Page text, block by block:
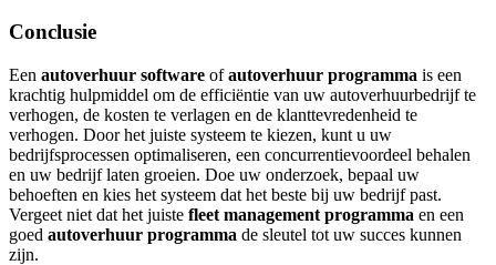
Conclusie
Een autoverhuur software ofautoverhuur programma is een
krachtig hulpmiddel om de efficiëntie van uw autoverhuurbedrijf te
verhogen, de kosten te verlagen en de klanttevredenheid te
verhogen. Door het juiste systeem te kiezen, kunt u uw
bedrijfsprocessen optimaliseren, een concurrentievoordeel behalen
en uw bedrijf laten groeien. Doe uw onderzoek, bepaal uw
behoeften en kies het systeem dat het beste bij uw bedrijf past.
Vergeet niet dat het juiste fleet management programma en een
goed autoverhuur programma de sleutel tot uw succes kunnen
zijn.